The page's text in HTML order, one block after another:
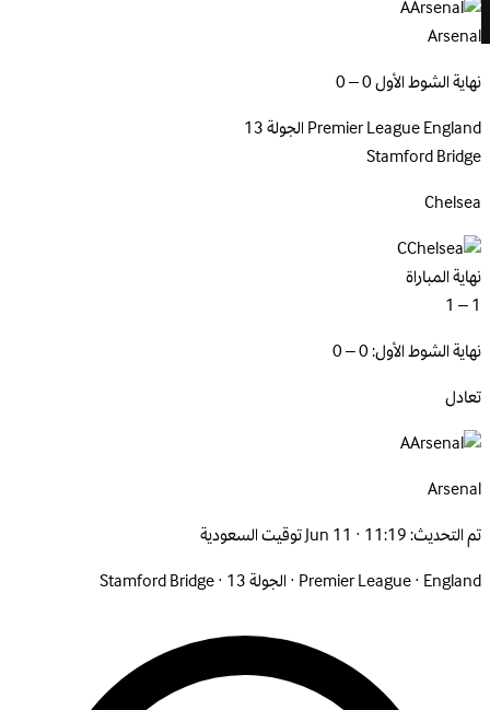
A
Arsenal
نهاية الشوط الأول 0 – 0
Premier LeagueEngland
الجولة 13
Stamford Bridge
Chelsea
C
نهاية المباراة
1 – 1
نهاية الشوط الأول: 0 – 0
تعادل
A
Arsenal
تم التحديث:Jun 11 · 11:19 توقيت السعودية
Premier League· England
·الجولة 13 ·
Stamford Bridge